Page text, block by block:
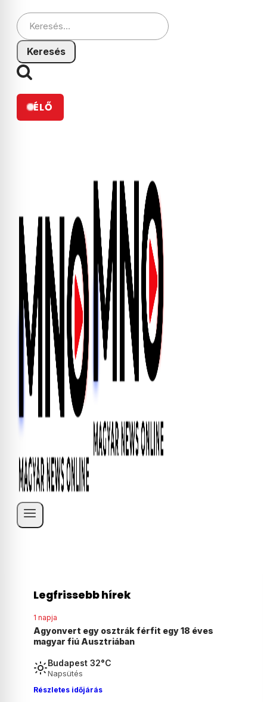
Keresés:
ÉLŐ
Legfrissebb hírek
1 napja
Elérkezett a régóta várt pillanat: megjelent
Madonna és Kylie Minogue első hivatalos
Budapest 32°C
Napsütés
Részletes időjárás